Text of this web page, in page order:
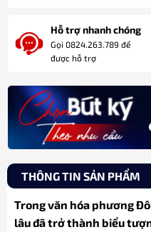
Hỗ trợ nhanh chóng
Gọi 0824.263.789 để
được hỗ trợ
THÔNG TIN SẢN PHẨM
Trong văn hóa phương
lâu đã trở thành biểu